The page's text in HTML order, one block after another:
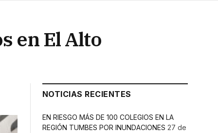
en El Alto
NOTICIAS RECIENTES
EN RIESGO MÁS DE 100 COLEGIOS EN LA
REGIÓN TUMBES POR INUNDACIONES 27 de